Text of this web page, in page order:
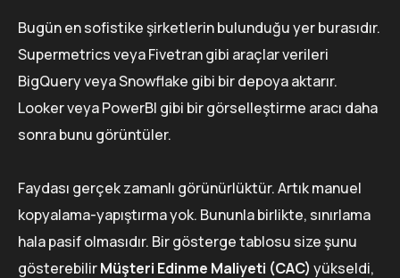
Bugün en sofistike şirketlerin bulunduğu yer burasıdır.
Supermetrics veya Fivetran gibi araçlar verileri
BigQuery veya Snowflake gibi bir depoya aktarır.
Looker veya PowerBI gibi bir görselleştirme aracı daha
sonra bunu görüntüler.
Faydası gerçek zamanlı görünürlüktür. Artık manuel
kopyalama-yapıştırma yok. Bununla birlikte, sınırlama
hala pasif olmasıdır. Bir gösterge tablosu size şunu
gösterebilirMüşteri Edinme Maliyeti (CAC) yükseldi,